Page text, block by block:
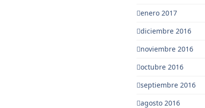
enero 2017
diciembre 2016
noviembre 2016
octubre 2016
septiembre 2016
agosto 2016